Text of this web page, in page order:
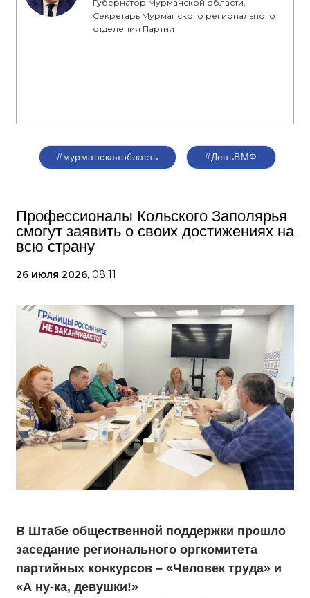
Губернатор Мурманской области,
Секретарь Мурманского регионального
отделения Партии
#мурманскаяобласть #ДеньВМФ
Профессионалы Кольского Заполярья
смогут заявить о своих достижениях на
всю страну
26 июля 2026, 08:11
В Штабе общественной поддержки прошло
заседание регионального оргкомитета
партийных конкурсов – «Человек труда» и
«А ну-ка, девушки!»